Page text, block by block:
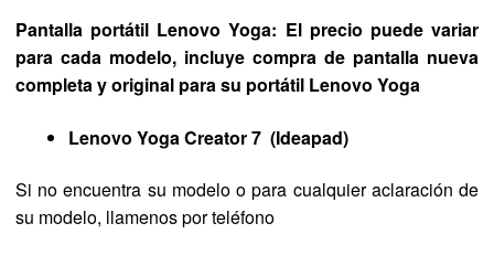
Pantalla portátil Lenovo Yoga: El precio puede variar
para cada modelo, incluye compra de pantalla nueva
completa y original para su portátil Lenovo Yoga
Lenovo Yoga Creator 7 (Ideapad)
Si no encuentra su modelo o para cualquier aclaración de
su modelo, llamenos por teléfono